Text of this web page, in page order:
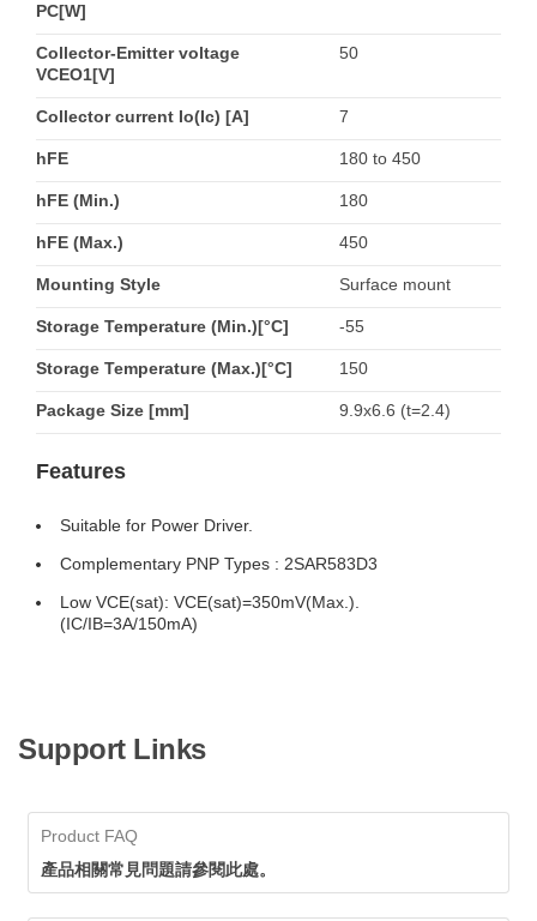
PC[W]
Collector-Emitter voltage
VCEO1[V]
50
Collector current Io(Ic) [A] 7
hFE 180 to 450
hFE (Min.) 180
hFE (Max.) 450
Mounting Style Surface mount
Storage Temperature (Min.)[°C] -55
Storage Temperature (Max.)[°C] 150
Package Size [mm] 9.9x6.6 (t=2.4)
Features
Suitable for Power Driver.
Complementary PNP Types : 2SAR583D3
Low VCE(sat): VCE(sat)=350mV(Max.).
(IC/IB=3A/150mA)
Support Links
Product FAQ
產品相關常見問題請參閱此處。